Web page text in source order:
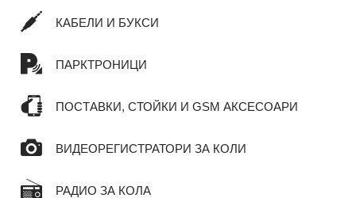
КАБЕЛИ И БУКСИ
ПАРКТРОНИЦИ
ПОСТАВКИ, СТОЙКИ И GSM АКСЕСОАРИ
ВИДЕОРЕГИСТРАТОРИ ЗА КОЛИ
РАДИО ЗА КОЛА